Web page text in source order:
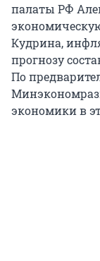
палаты РФ
Кудрина,
прогнозу
По
экономики в